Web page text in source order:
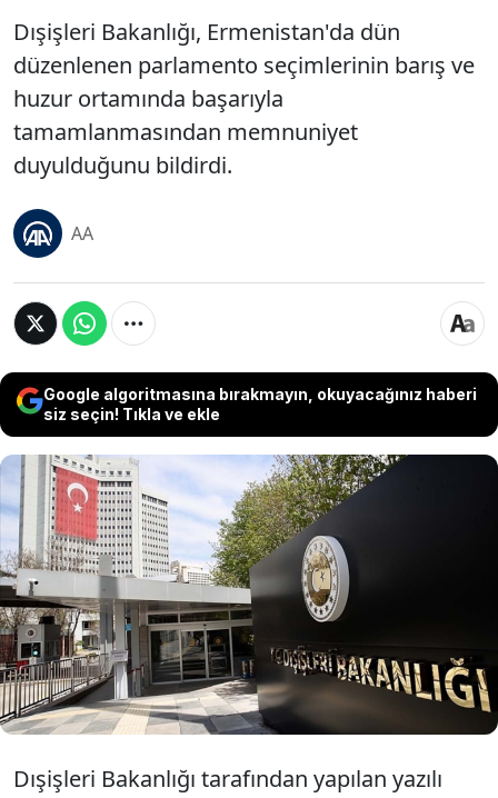
Dışişleri Bakanlığı, Ermenistan'da dün
düzenlenen parlamento seçimlerinin barış ve
huzur ortamında başarıyla
tamamlanmasından memnuniyet
duyulduğunu bildirdi.
AA
Google algoritmasına bırakmayın, okuyacağınız haberi
siz seçin! Tıkla ve ekle
Dışişleri Bakanlığı, Ermenistan'da dün
düzenlenen parlamento seçimlerinin barış
ve huzur ortamında başarıyla
tamamlanmasından memnuniyet
duyulduğunu bildirdi.
Dışişleri Bakanlığı tarafından yapılan yazılı